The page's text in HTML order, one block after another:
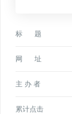
标 题
网 址
主 办 者
累计点击